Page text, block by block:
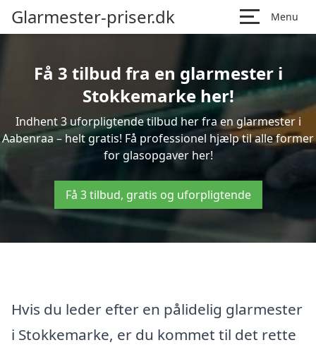
Glarmester-priser.dk Menu
Få 3 tilbud fra en glarmester i
Stokkemarke her!
Indhent 3 uforpligtende tilbud her fra en glarmester i
Aabenraa – helt gratis! Få professionel hjælp til alle former
for glasopgaver her!
Få 3 tilbud, gratis og uforpligtende
Hvis du leder efter en pålidelig glarmester
i Stokkemarke, er du kommet til det rette